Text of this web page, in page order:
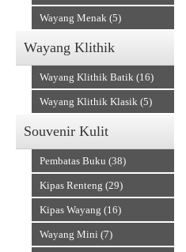
Wayang Menak (5)
Wayang Klithik
Wayang Klithik Batik (16)
Wayang Klithik Klasik (5)
Souvenir Kulit
Pembatas Buku (38)
Kipas Renteng (29)
Kipas Wayang (16)
Wayang Mini (7)